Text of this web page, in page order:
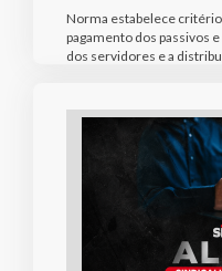
Norma estabelece
pagamento dos passivos
dos servidores e a